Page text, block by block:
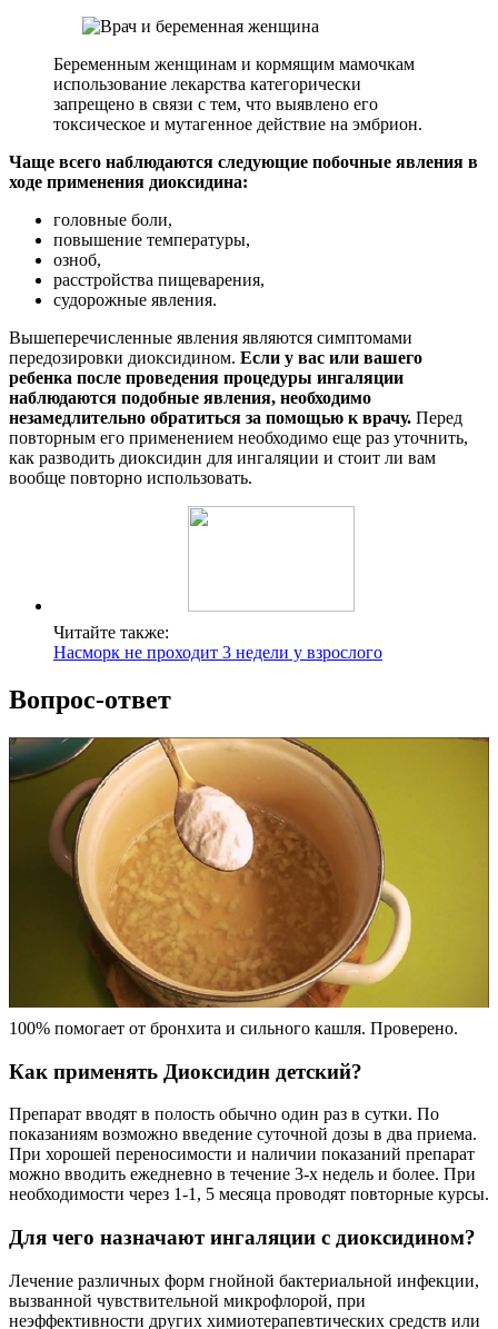
Беременным женщинам и кормящим мамочкам
использование лекарства категорически
запрещено в связи с тем, что выявлено его
токсическое и мутагенное действие на эмбрион.
Чаще всего наблюдаются следующие побочные явления в
ходе применения диоксидина:
головные боли,
повышение температуры,
озноб,
расстройства пищеварения,
судорожные явления.
Вышеперечисленные явления являются симптомами
передозировки диоксидином. Если у вас или вашего
ребенка после проведения процедуры ингаляции
наблюдаются подобные явления, необходимо
незамедлительно обратиться за помощью к врачу. Перед
повторным его применением необходимо еще раз уточнить,
как разводить диоксидин для ингаляции и стоит ли вам
вообще повторно использовать.
Читайте также:
Насморк не проходит 3 недели у взрослого
Вопрос-ответ
100% помогает от бронхита и сильного кашля. Проверено.
Как применять Диоксидин детский?
Препарат вводят в полость обычно один раз в сутки. По
показаниям возможно введение суточной дозы в два приема.
При хорошей переносимости и наличии показаний препарат
можно вводить ежедневно в течение 3-х недель и более. При
необходимости через 1-1, 5 месяца проводят повторные курсы.
Для чего назначают ингаляции с диоксидином?
Лечение различных форм гнойной бактериальной инфекции,
вызванной чувствительной микрофлорой, при
неэффективности других химиотерапевтических средств или